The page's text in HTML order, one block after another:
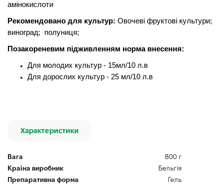
амінокислоти
Рекомендовано для культур: Овочеві фруктові культури;
виноград; полуниця;
Позакореневим підживленням норма внесення:
Для молодих культур - 15мл/10 л.в
Для дорослих культур - 25 мл/10 л.в
Характеристики
Вага
800 г
Країна виробник
Бельгія
Препаративна форма
Гель